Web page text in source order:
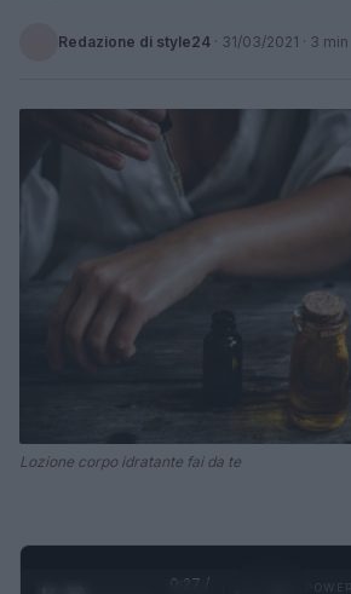
Redazione di style24 · 31/03/2021 · 3 min
Lozione corpo idratante fai da te
0:28 /